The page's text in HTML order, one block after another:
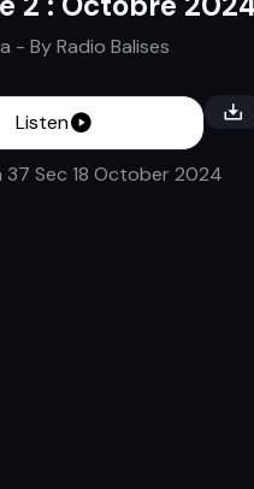
- ByRadio Balises
Listen
37 Sec 18 October 2024